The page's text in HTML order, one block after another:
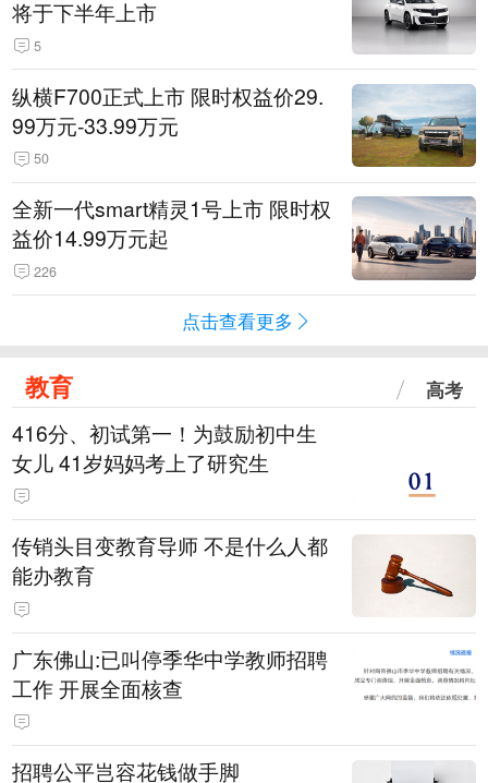
将于下半年上市
5
纵横F700正式上市 限时权益价29.
99万元-33.99万元
50
全新一代smart精灵1号上市 限时权
益价14.99万元起
226
点击查看更多
教育 高考
416分、初试第一！为鼓励初中生
女儿 41岁妈妈考上了研究生
传销头目变教育导师 不是什么人都
能办教育
广东佛山:已叫停季华中学教师招聘
工作 开展全面核查
招聘公平岂容花钱做手脚